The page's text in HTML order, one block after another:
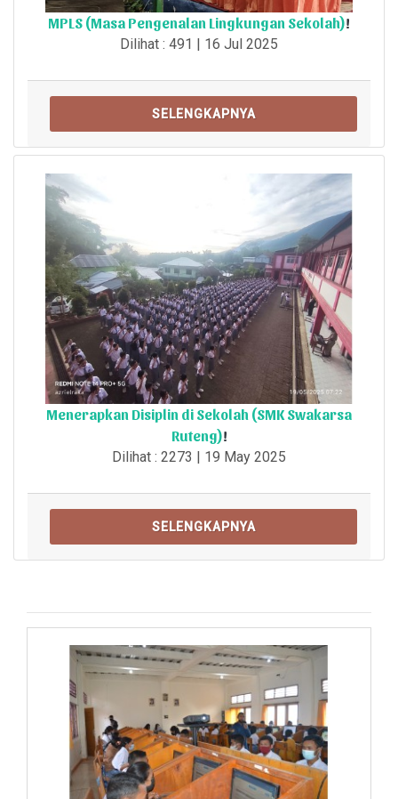
MPLS (Masa Pengenalan Lingkungan Sekolah)!
Dilihat : 491 | 16 Jul 2025
SELENGKAPNYA
Menerapkan Disiplin di Sekolah (SMK Swakarsa
Ruteng)!
Dilihat : 2273 | 19 May 2025
SELENGKAPNYA